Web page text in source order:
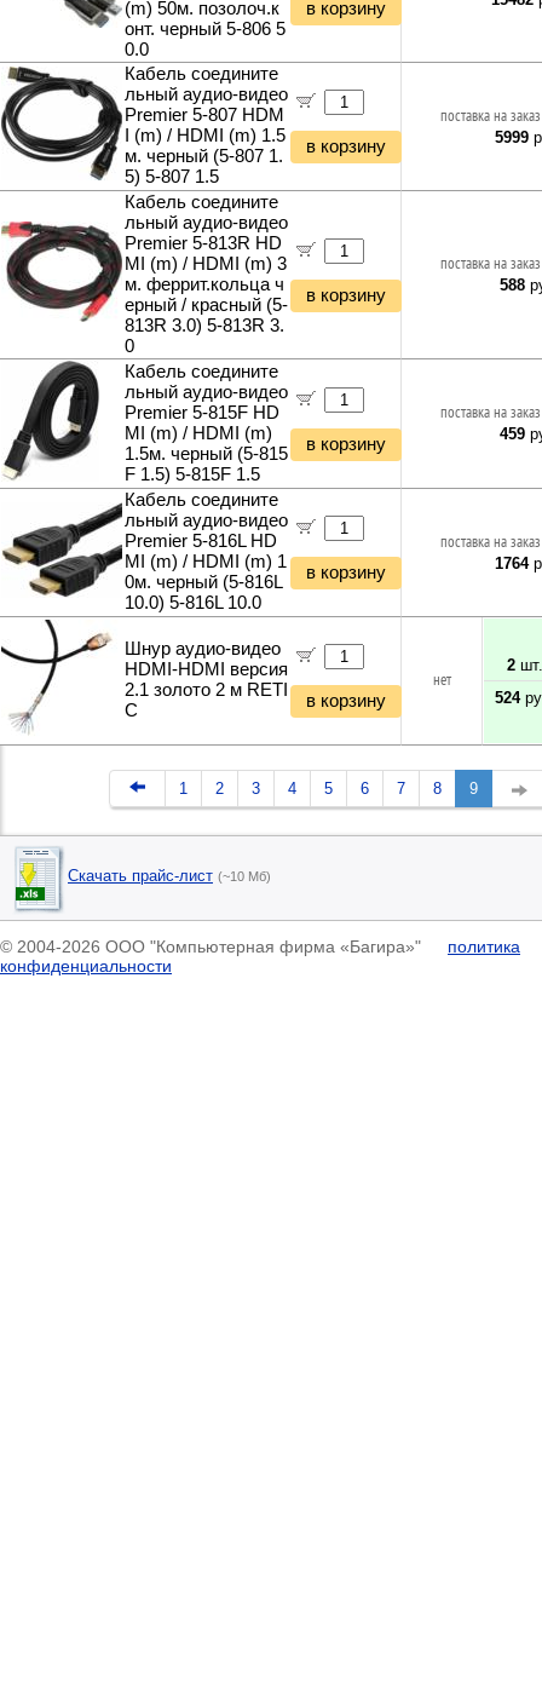
(m) 50м. позолоч.к
онт. черный 5-806 5
0.0
в корзину
Кабель соедините
льный аудио-видео
Premier 5-807 HDM
I (m) / HDMI (m) 1.5
м. черный (5-807 1.
5) 5-807 1.5
в корзину
поставка на
5999
Кабель соедините
льный аудио-видео
Premier 5-813R HD
MI (m) / HDMI (m) 3
м. феррит.кольца ч
ерный / красный (5-
813R 3.0) 5-813R 3.
0
в корзину
поставка на
588
Кабель соедините
льный аудио-видео
Premier 5-815F HD
MI (m) / HDMI (m)
1.5м. черный (5-815
F 1.5) 5-815F 1.5
в корзину
поставка на
459
Кабель соедините
льный аудио-видео
Premier 5-816L HD
MI (m) / HDMI (m) 1
0м. черный (5-816L
10.0) 5-816L 10.0
в корзину
поставка на
1764
Шнур аудио-видео
HDMI-HDMI версия
2.1 золото 2 м RETI
C
в корзину
нет
2шт.
524
1 2 3 4 5 6 7 8 9
Скачать прайс-лист (~10 Мб)
© 2004-2026 ООО "Компьютерная фирма «Багира»" политика
конфиденциальности